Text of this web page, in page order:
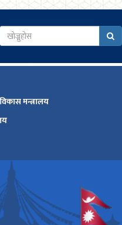
मन्त्रालय